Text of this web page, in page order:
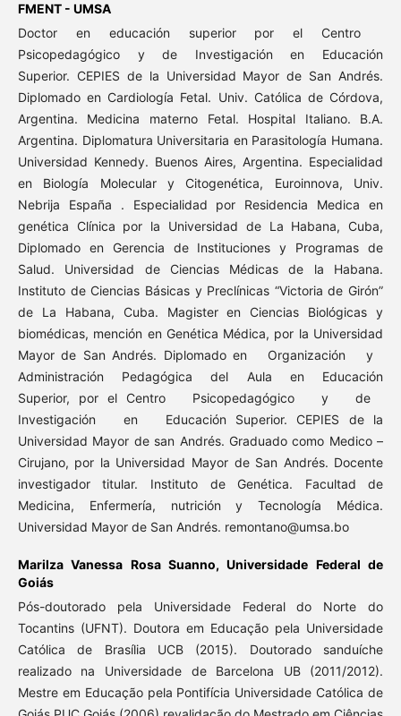
FMENT - UMSA
Doctor en educación superior por el Centro
Psicopedagógico y de Investigación en Educación
Superior. CEPIES de la Universidad Mayor de San Andrés.
Diplomado en Cardiología Fetal. Univ. Católica de Córdova,
Argentina. Medicina materno Fetal. Hospital Italiano. B.A.
Argentina. Diplomatura Universitaria en Parasitología Humana.
Universidad Kennedy. Buenos Aires, Argentina. Especialidad
en Biología Molecular y Citogenética, Euroinnova, Univ.
Nebrija España . Especialidad por Residencia Medica en
genética Clínica por la Universidad de La Habana, Cuba,
Diplomado en Gerencia de Instituciones y Programas de
Salud. Universidad de Ciencias Médicas de la Habana.
Instituto de Ciencias Básicas y Preclínicas “Victoria de Girón”
de La Habana, Cuba. Magister en Ciencias Biológicas y
biomédicas, mención en Genética Médica, por la Universidad
Mayor de San Andrés. Diplomado en Organización y
Administración Pedagógica del Aula en Educación
Superior, por el Centro Psicopedagógico y de
Investigación en Educación Superior. CEPIES de la
Universidad Mayor de san Andrés. Graduado como Medico –
Cirujano, por la Universidad Mayor de San Andrés. Docente
investigador titular. Instituto de Genética. Facultad de
Medicina, Enfermería, nutrición y Tecnología Médica.
Universidad Mayor de San Andrés. remontano@umsa.bo
Marilza Vanessa Rosa Suanno,Universidade Federal de
Goiás
Pós-doutorado pela Universidade Federal do Norte do
Tocantins (UFNT). Doutora em Educação pela Universidade
Católica de Brasília UCB (2015). Doutorado sanduíche
realizado na Universidade de Barcelona UB (2011/2012).
Mestre em Educação pela Pontifícia Universidade Católica de